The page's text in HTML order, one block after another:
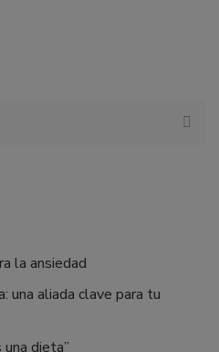
la ansiedad
una aliada clave para tu
dieta”